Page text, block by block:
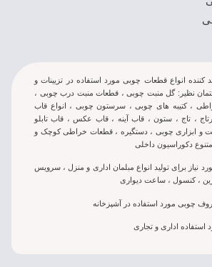
کننده انواع قطعات چوبی مورد استفاده در تزيينات و
نظير: گل منبت چوبی ، قطعات منبت درب چوبی ،
، کتيبه های چوبی ، سرستون چوبی ، انواع قاب
، تاج ، ستون ، قاب آینه ، قاب عکس ، قاب تابلو
و ابزاری چوبی ، دستگیره ، قطعات خراطی کوچک و
دکوراسیون داخلی
براِی توليد انواع مبلمان اداری و منزل ، سرويس
، کنسول ، ساعت دیواری
چوبی مورد استفاده در آشپزخانه
استفاده اداری و تجاری